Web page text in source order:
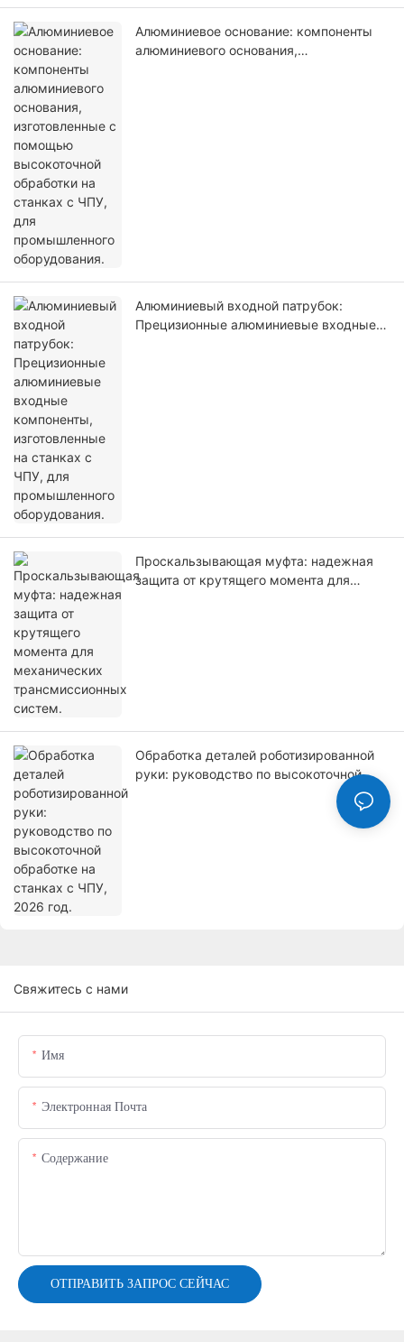
Алюминиевое основание: компоненты
алюминиевого основания,
Алюминиевый входной патрубок:
Прецизионные алюминиевые входные
Проскальзывающая муфта: надежная
защита от крутящего момента для
Обработка деталей роботизированной
руки: руководство по высокоточной
обработке на станках с ЧПУ, 2026 год.
Свяжитесь с нами
Имя
Электронная Почта
Содержание
ОТПРАВИТЬ ЗАПРОС СЕЙЧАС